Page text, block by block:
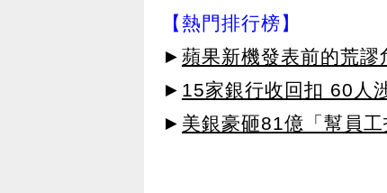
【熱門排行榜】
► 蘋果新機發表前的荒
► 15家銀行收回扣 60人
► 美銀豪砸81億「幫員